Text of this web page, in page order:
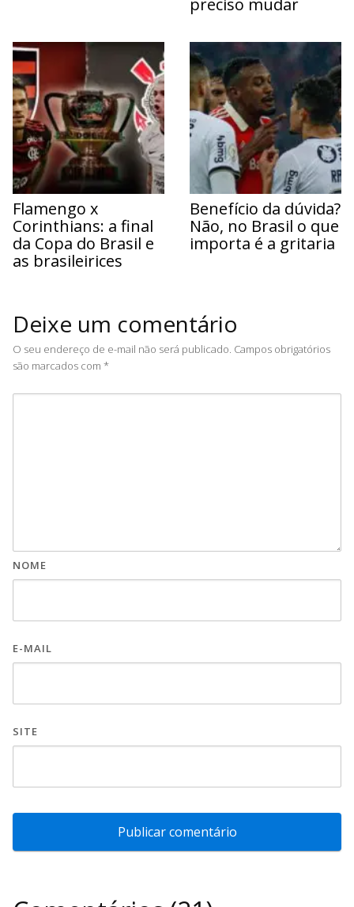
preciso mudar
Flamengo x
Corinthians: a final
da Copa do Brasil e
as brasileirices
Benefício da dúvida?
Não, no Brasil o que
importa é a gritaria
Deixe um comentário
O seu endereço de e-mail não será publicado. Campos obrigatórios
são marcados com *
NOME
E-MAIL
SITE